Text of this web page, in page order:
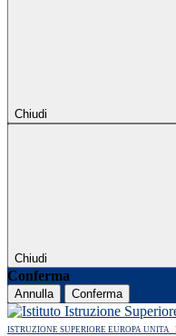
Chiudi
Chiudi
Conferma
Annulla Conferma
ISTRUZIONE SUPERIORE EUROPA UNITA